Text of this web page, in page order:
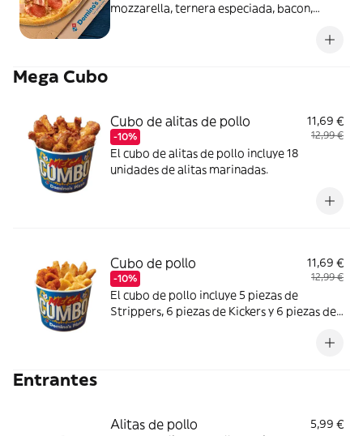
mozzarella, ternera especiada, bacon,
Mega Cubo
Cubo de alitas de pollo
-10%
11,69 €
12,99 €
El cubo de alitas de pollo incluye 18
unidades de alitas marinadas.
Cubo de pollo
-10%
11,69 €
12,99 €
El cubo de pollo incluye 5 piezas de
Strippers, 6 piezas de Kickers y 6 piezas de
Entrantes
Alitas de pollo
5,99 €